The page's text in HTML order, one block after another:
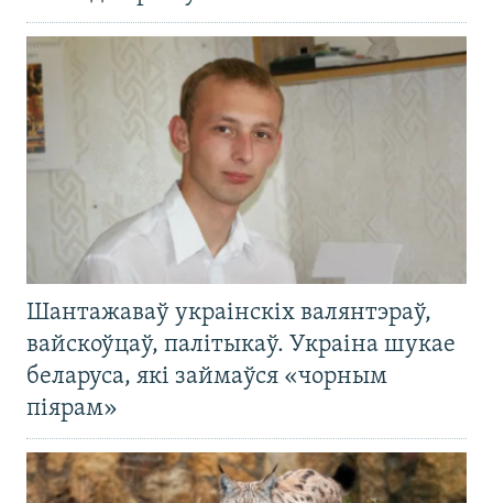
Шантажаваў украінскіх валянтэраў,
вайскоўцаў, палітыкаў. Украіна шукае
беларуса, які займаўся «чорным
піярам»